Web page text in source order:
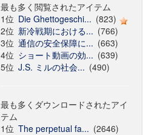
最も多く閲覧されたアイテム
1位 Die Ghettogeschi... (823)
2位 新冷戦期における... (766)
3位 通信の安全保障に... (663)
4位 ショート動画の効... (639)
5位 J.S. ミルの社会... (490)
最も多くダウンロードされたアイ
テム
1位 The perpetual fa... (2646)